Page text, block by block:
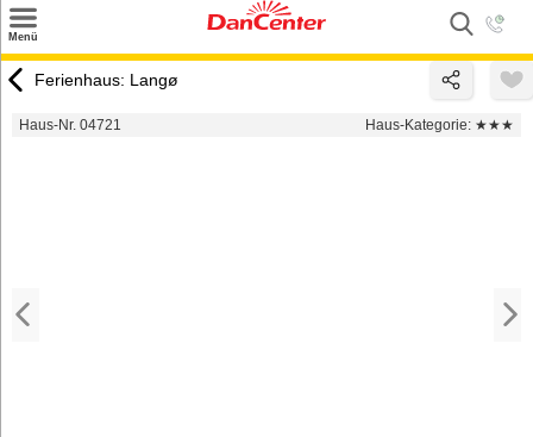
Menü
Urlaubsziele
Ferienhaus: Langø
Haus-Nr. 04721 Haus-Kategorie: ★★★